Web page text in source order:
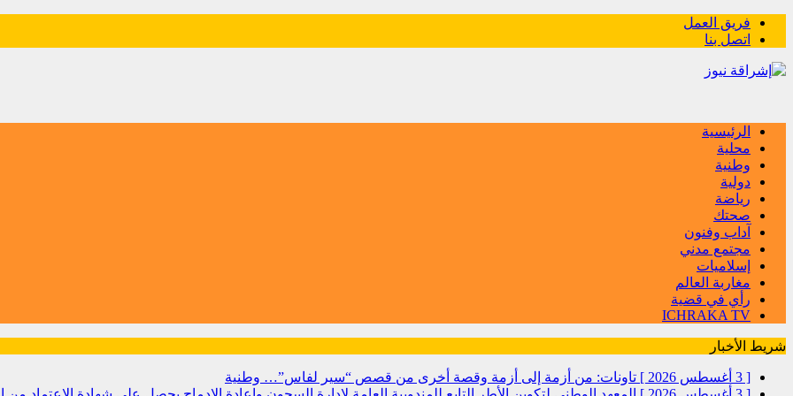
فريق العمل
اتصل بنا
الرئيسية
محلية
وطنية
دولية
رياضة
صحتك
آداب وفنون
مجتمع مدني
إسلاميات
مغاربة العالم
رأي في قضية
ICHRAKA TV
شريط الأخبار
[ 3 أغسطس 2026 ] تاونات: من أزمة إلى أزمة وقصة أخرى من قصص “سير لفاس”… وطنية